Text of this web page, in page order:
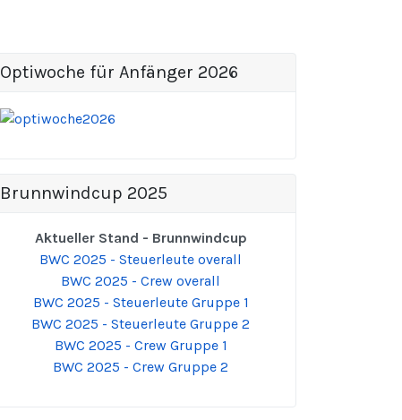
Optiwoche für Anfänger 2026
Brunnwindcup 2025
Aktueller Stand - Brunnwindcup
BWC 2025 - Steuerleute overall
BWC 2025 - Crew overall
BWC 2025 - Steuerleute Gruppe 1
BWC 2025 - Steuerleute Gruppe 2
BWC 2025 - Crew Gruppe 1
BWC 2025 - Crew Gruppe 2